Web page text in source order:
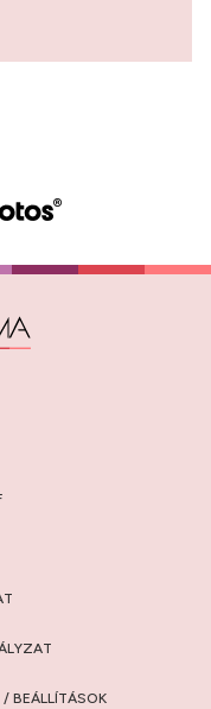
/ BEÁLLÍTÁSOK